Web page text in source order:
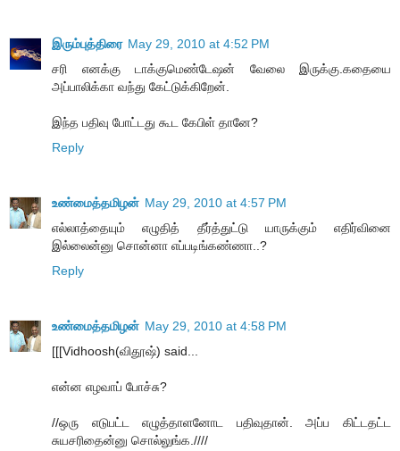
இரும்புத்திரை May 29, 2010 at 4:52 PM
சரி எனக்கு டாக்குமெண்டேஷன் வேலை இருக்கு.கதையை
அப்பாலிக்கா வந்து கேட்டுக்கிறேன்.
இந்த பதிவு போட்டது கூட கேபிள் தானே?
Reply
உண்மைத்தமிழன் May 29, 2010 at 4:57 PM
எல்லாத்தையும் எழுதித் தீர்த்துட்டு யாருக்கும் எதிர்வினை
இல்லைன்னு சொன்னா எப்படிங்கண்ணா..?
Reply
உண்மைத்தமிழன் May 29, 2010 at 4:58 PM
[[[Vidhoosh(விதூஷ்) said...
என்ன எழவாப் போச்சு?
//ஒரு எடுபட்ட எழுத்தாளனோட பதிவுதான். அப்ப கிட்டதட்ட
சுயசரிதைன்னு சொல்லுங்க.////